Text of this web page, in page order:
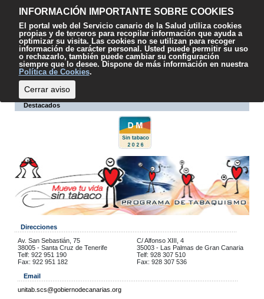
Contenido Accesibilidad Mapa web Contacto Sugerencias
SCS
Escuchar
INFORMACIÓN IMPORTANTE SOBRE COOKIES
El portal web del Servicio canario de la Salud utiliza cookies
propias y de terceros para recopilar información que ayuda a
optimizar su visita. Las cookies no se utilizan para recoger
información de carácter personal. Usted puede permitir su uso
o rechazarlo, también puede cambiar su configuración
siempre que lo desee. Dispone de más información en nuestra
Política de Cookies.
Cerrar aviso
Destacados
Direcciones
Av. San Sebastián, 75
38005 - Santa Cruz de Tenerife
Telf: 922 951 190
Fax: 922 951 182
C/ Alfonso XIII, 4
35003 - Las Palmas de Gran Canaria
Telf: 928 307 510
Fax: 928 307 536
Email
unitab.scs@gobiernodecanarias.org